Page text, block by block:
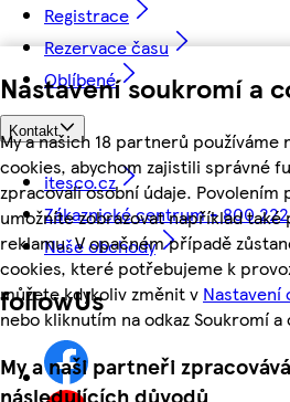
Nastavení soukromí a
My a našich 18 partnerů používáme
cookies, abychom zajistili správné
zpracovali osobní údaje. Povolením
umožníte zobrazovat například také
reklamu. V opačném případě
cookies, které potřebujeme k
můžete kdykoliv změnit v Nastavení
nebo kliknutím na odkaz Soukromí
My a naši partneři
Registrace
Rezervace času
Oblíbené
Kontakt
itesco.cz
Zákaznické centrum - 800
Naše obchody
followUs